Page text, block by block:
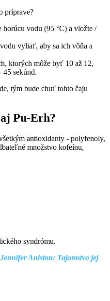
príprave?
vodu (95 °C) a vložte /
vyliať, aby sa ich vôňa a
ktorých môže byť 10 až 12,
45 sekúnd.
tým bude chuť tohto čaju
Pu-Erh?
antioxidanty - polyfenoly,
množstvo kofeínu,
syndrómu.
Aniston: Tajomstvo jej